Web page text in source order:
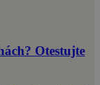
Otestujte